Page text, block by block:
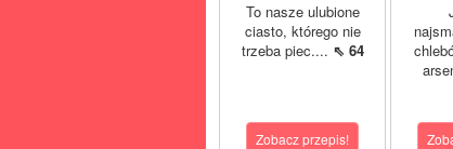
To nasze ulubione
ciasto, którego nie
trzeba piec.... ⇖ 64
Zobacz przepis!